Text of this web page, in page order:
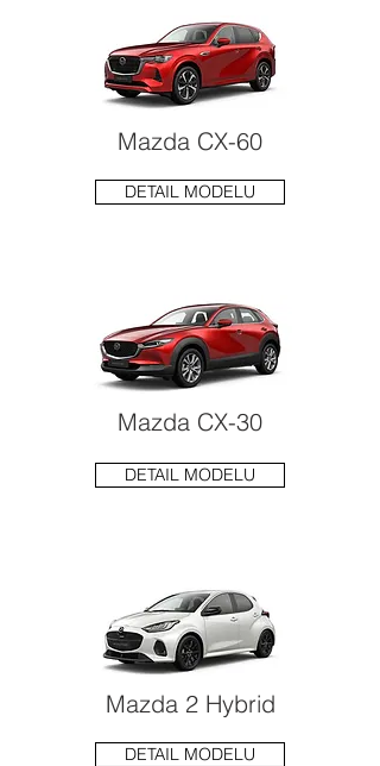
Mazda CX-60
DETAIL MODELU
Mazda CX-30
DETAIL MODELU
Mazda 2 Hybrid
DETAIL MODELU